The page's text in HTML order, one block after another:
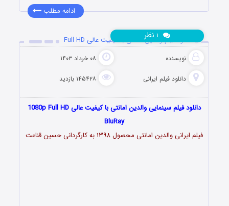
ادامه مطلب
دانلود فیلم والدین امانتی با کیفیت عالی Full HD
نویسنده ۰۸ خرداد ۱۴۰۳
دانلود فیلم‌ ایرانی ۱۴۵۴۲۸ بازدید
نظر
دانلود فیلم سینمایی والدین امانتی با کیفیت عالی 1080p Full HD
BluRay
فیلم ایرانی والدین امانتی محصول ۱۳۹۸ به کارگردانی حسین قناعت